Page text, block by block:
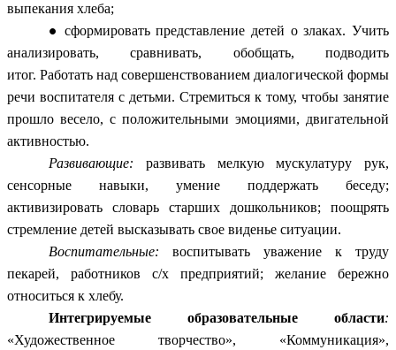
выпекания хлеба;
сформировать представление детей о злаках. Учить
анализировать, сравнивать, обобщать, подводить
итог. Работать над совершенствованием диалогической формы
речи воспитателя с детьми. Стремиться к тому, чтобы занятие
прошло весело, с положительными эмоциями, двигательной
активностью.
Развивающие: развивать мелкую мускулатуру рук,
сенсорные навыки, умение поддержать беседу;
активизировать словарь старших дошкольников; поощрять
стремление детей высказывать свое виденье ситуации.
Воспитательные:воспитывать уважение к труду
пекарей, работников с/х предприятий; желание бережно
относиться к хлебу.
Интегрируемые образовательные области:
«Художественное творчество», «Коммуникация»,